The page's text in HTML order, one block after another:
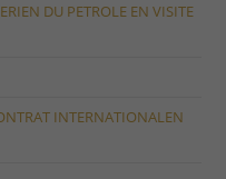
DU PETROLE EN VISITE
INTERNATIONALEN